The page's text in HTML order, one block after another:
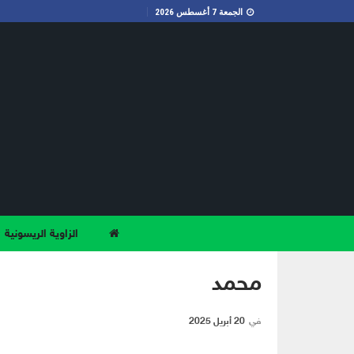
الجمعة 7 أغسطس 2026
الزاوية الريسونية
محمد
في 20 أبريل 2025